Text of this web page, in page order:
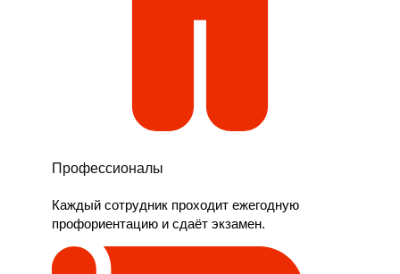
Профессионалы
Каждый сотрудник проходит ежегодную
профориентацию и сдаёт экзамен.